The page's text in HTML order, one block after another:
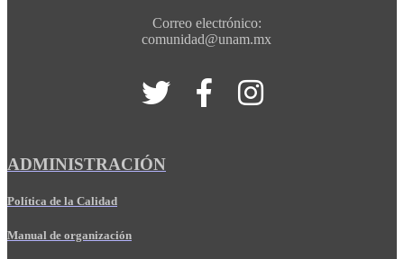
Correo electrónico:
comunidad@unam.mx
ADMINISTRACIÓN
Política de la Calidad
Manual de organización